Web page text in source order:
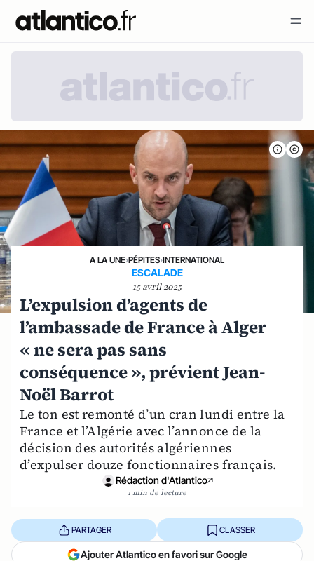
A LA UNE›PÉPITES›INTERNATIONAL
ESCALADE
15 avril 2025
L’expulsion d’agents de
l’ambassade de France à Alger
« ne sera pas sans
conséquence », prévient Jean-
Noël Barrot
Le ton est remonté d’un cran lundi entre la
France et l’Algérie avec l’annonce de la
décision des autorités algériennes
d’expulser douze fonctionnaires français.
Rédaction d'Atlantico
1 min de lecture
PARTAGER CLASSER
Ajouter Atlantico en favori sur Google